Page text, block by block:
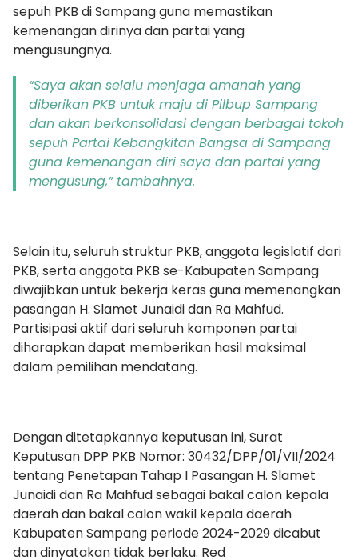
sepuh PKB di Sampang guna memastikan
kemenangan dirinya dan partai yang
mengusungnya.
“Saya akan selalu menjaga amanah yang
diberikan PKB untuk maju di Pilbup Sampang
dan akan berkonsolidasi dengan berbagai tokoh
sepuh Partai Kebangkitan Bangsa di Sampang
guna kemenangan diri saya dan partai yang
mengusung,” tambahnya.
Selain itu, seluruh struktur PKB, anggota legislatif dari
PKB, serta anggota PKB se-Kabupaten Sampang
diwajibkan untuk bekerja keras guna memenangkan
pasangan H. Slamet Junaidi dan Ra Mahfud.
Partisipasi aktif dari seluruh komponen partai
diharapkan dapat memberikan hasil maksimal
dalam pemilihan mendatang.
Dengan ditetapkannya keputusan ini, Surat
Keputusan DPP PKB Nomor: 30432/DPP/01/VII/2024
tentang Penetapan Tahap I Pasangan H. Slamet
Junaidi dan Ra Mahfud sebagai bakal calon kepala
daerah dan bakal calon wakil kepala daerah
Kabupaten Sampang periode 2024-2029 dicabut
dan dinyatakan tidak berlaku. Red